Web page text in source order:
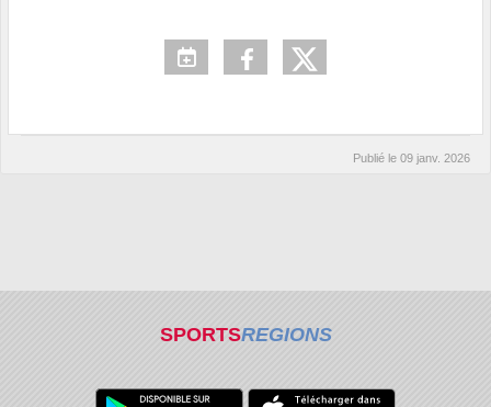
Publié le 09 janv. 2026
SPORTSREGIONS